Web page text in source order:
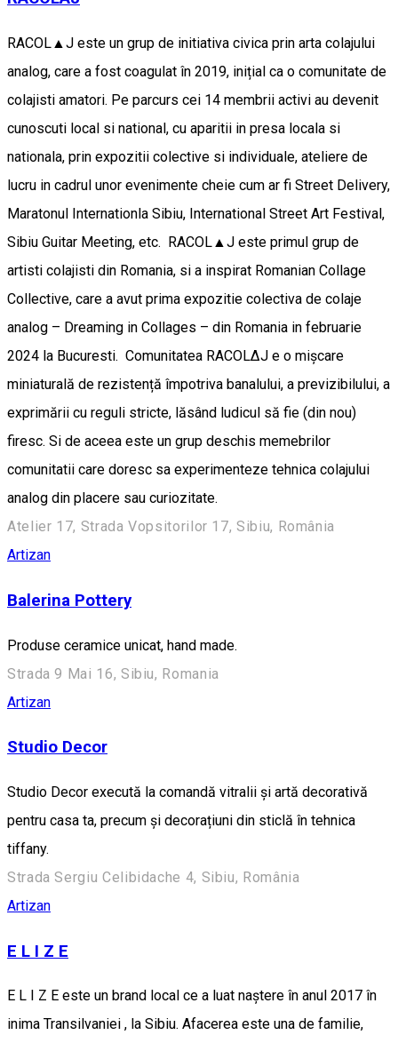
RACOL▲J este un grup de initiativa civica prin arta colajului
analog, care a fost coagulat în 2019, inițial ca o comunitate de
colajisti amatori. Pe parcurs cei 14 membrii activi au devenit
cunoscuti local si national, cu aparitii in presa locala si
nationala, prin expozitii colective si individuale, ateliere de
lucru in cadrul unor evenimente cheie cum ar fi Street Delivery,
Maratonul Internationla Sibiu, International Street Art Festival,
Sibiu Guitar Meeting, etc. RACOL▲J este primul grup de
artisti colajisti din Romania, si a inspirat Romanian Collage
Collective, care a avut prima expozitie colectiva de colaje
analog – Dreaming in Collages – din Romania in februarie
2024 la Bucuresti. Comunitatea RACOL∆J e o mișcare
miniaturală de rezistență împotriva banalului, a previzibilului, a
exprimării cu reguli stricte, lăsând ludicul să fie (din nou)
firesc. Si de aceea este un grup deschis memebrilor
comunitatii care doresc sa experimenteze tehnica colajului
analog din placere sau curiozitate.
Atelier 17, Strada Vopsitorilor 17, Sibiu, România
Artizan
Balerina Pottery
Produse ceramice unicat, hand made.
Strada 9 Mai 16, Sibiu, Romania
Artizan
Studio Decor
Studio Decor execută la comandă vitralii și artă decorativă
pentru casa ta, precum și decorațiuni din sticlă în tehnica
tiffany.
Strada Sergiu Celibidache 4, Sibiu, România
Artizan
E L I Z E
E L I Z E este un brand local ce a luat naștere în anul 2017 în
inima Transilvaniei , la Sibiu. Afacerea este una de familie,